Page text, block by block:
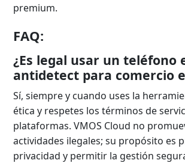
premium.
FAQ:
¿Es legal usar un teléfono
antidetect para comercio
Sí, siempre y cuando uses la
ética y respetes los términos de
plataformas. VMOS Cloud no
actividades ilegales; su propósito es
privacidad y permitir la gestión